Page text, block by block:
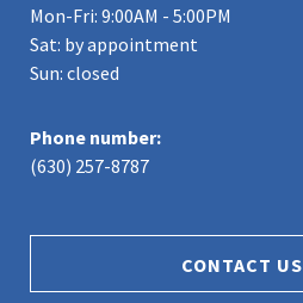
Mon-Fri: 9:00AM - 5:00PM
Sat: by appointment
Sun: closed
Phone number:
(630) 257-8787
CONTACT US